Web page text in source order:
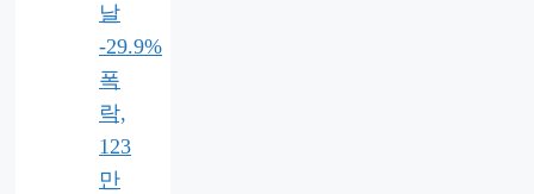
날
-29.9%
폭
락,
123
만